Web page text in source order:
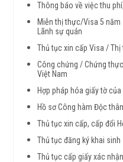
Thông báo về việc thu
Miễn thị thực/Visa 5
Lãnh sự quán
Thủ tục xin cấp Visa /
Công chứng / Chứng
Việt Nam
Hợp pháp hóa giấy tờ của
Hồ sơ Công hàm Độc thân
Thủ tục xin cấp, cấp đổi
Thủ tục đăng ký khai sinh
Thủ tục cấp giấy xác